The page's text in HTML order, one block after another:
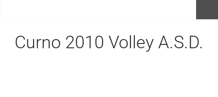
Curno 2010 Volley A.S.D.